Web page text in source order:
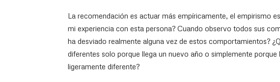
La recomendación es actuar más empíricamente, el empirismo
mi experiencia con esta persona? Cuando observo todos sus
ha desviado realmente alguna vez de estos comportamientos?
diferentes solo porque llega un nuevo año o simplemente porque
ligeramente diferente?